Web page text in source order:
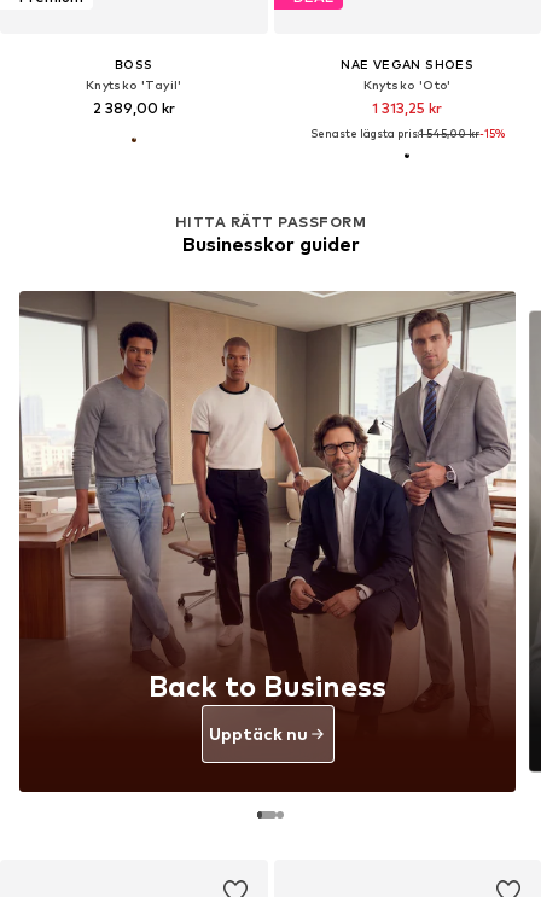
BOSS
Knytsko 'Tayil'
2 389,00 kr
NAE VEGAN SHOES
Knytsko 'Oto'
1 313,25 kr
Senaste lägsta pris:1 545,00 kr-15%
HITTA RÄTT PASSFORM
Businesskor guider
Back to Business
Upptäck nu